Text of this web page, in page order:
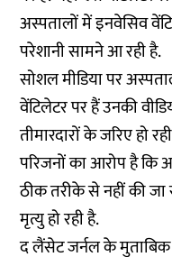
अस्पतालों में इनवेसिव
परेशानी सामने आ रही है.
सोशल मीडिया पर
वेंटिलेटर पर हैं उनकी
तीमारदारों के जरिए हो
परिजनों का आरोप है कि
ठीक तरीके से नहीं की
मृत्यु हो रही है.
द लैंसेट जर्नल के